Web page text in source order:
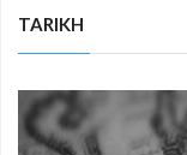
TARIKH